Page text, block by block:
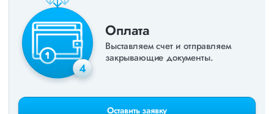
4
Оплата
Выставляем счет и отправляем
закрывающие документы.
Оставить заявку